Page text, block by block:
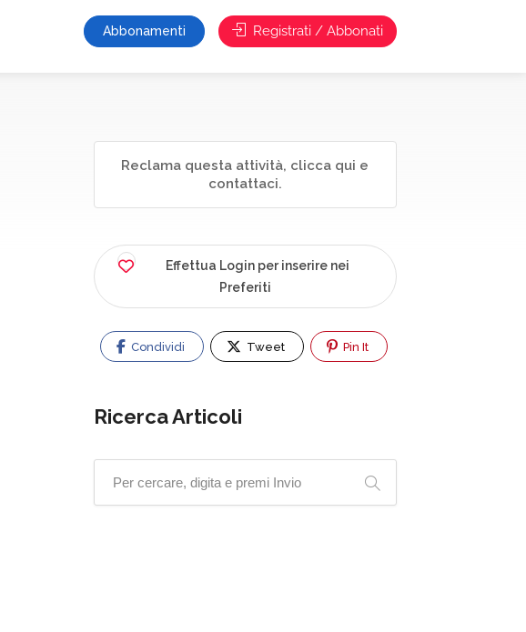
Abbonamenti Registrati / Abbonati
Reclama questa attività, clicca qui e
contattaci.
Effettua Login per inserire nei
Preferiti
Condividi Tweet Pin It
Ricerca Articoli